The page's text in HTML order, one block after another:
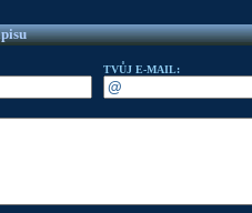
TVŮJ E-MAIL: